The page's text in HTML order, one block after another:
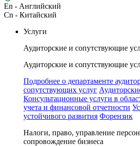
En - Английский
Cn - Китайский
Услуги
Аудиторские и сопутствующие
Аудиторские и сопутствующие
Подробнее о департаменте
сопутствующих услуг
Консультационные услуги в
учета и финансовой отчетности
устойчивого развития Форензик
Налоги, право, управление
сопровождение бизнеса